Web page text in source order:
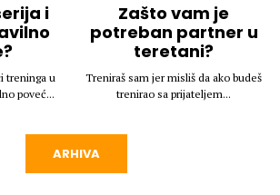
i
treninga u
poveć...
Zašto vam je
potreban partner u
teretani?
Treniraš sam jer misliš da ako budeš
trenirao sa prijateljem...
ARHIVA